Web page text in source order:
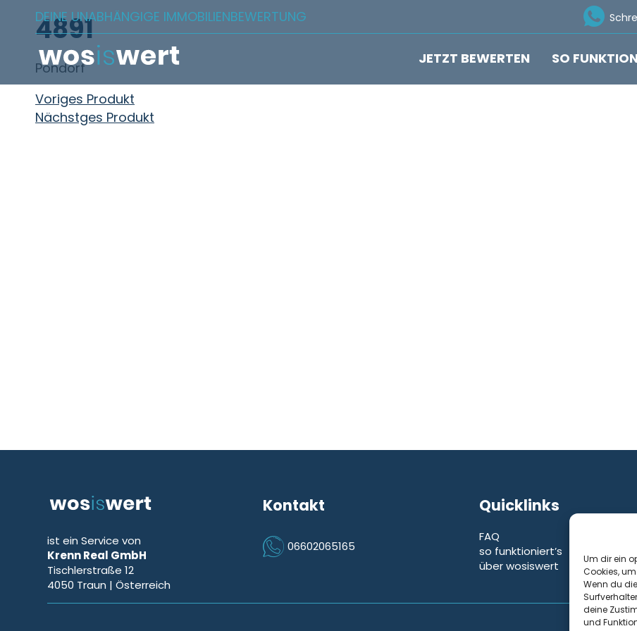
Um dir ein
Cookies,
Wenn du
deine
und
Zum Inhalt springen
DEINE UNABHÄNGIGE IMMOBILIENBEWERTUNG
JETZT BEWERTEN SO
4891
Pöndorf
Beitragsnavigation
Voriges Produkt
Nächstges Produkt
ist ein Service von
Krenn Real GmbH
Tischlerstraße 12
4050 Traun | Österreich
Kontakt
Icon Phone
06602065165
Quicklinks
FAQ
so funktioniert’s
über wosiswert